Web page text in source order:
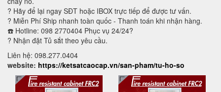
? Hãy để lại ngay SĐT hoặc IBOX trực tiếp để được tư vấn.
? Miễn Phí Ship nhanh toàn quốc - Thanh toán khi nhận hàng.
☎️ Hotline: 098 2770404 Phục vụ 24/24?
? Nhận đặt Tủ sắt theo yêu cầu.
Liên hệ: 098.277.0404
website: https://ketsatcaocap.vn/san-pham/tu-ho-so